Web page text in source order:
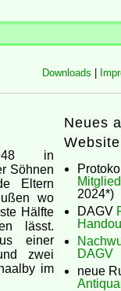
Downloads
Neues
Website
2024*)
DAGV
DAGV
neue
in
Söhnen
Eltern
wo
Hälfte
lässt.
einer
zwei
im